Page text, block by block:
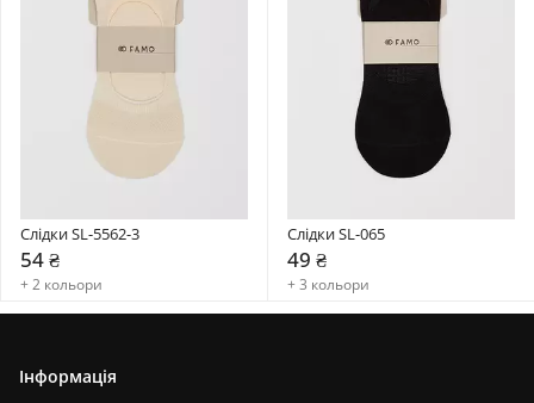
Слідки SL-5562-3
54 ₴
+ 2 кольори
Слідки SL-065
49 ₴
+ 3 кольори
Інформація